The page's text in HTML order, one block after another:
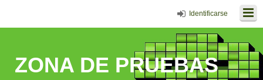
Identificarse
ZONA DE PRUEBAS